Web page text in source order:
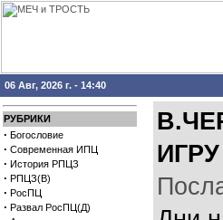
06 Авг, 2026 г. - 14:40
РУБРИКИ
· Богословие
· Современная ИПЦ
· История РПЦЗ
· РПЦЗ(В)
· РосПЦ
· Развал РосПЦ(Д)